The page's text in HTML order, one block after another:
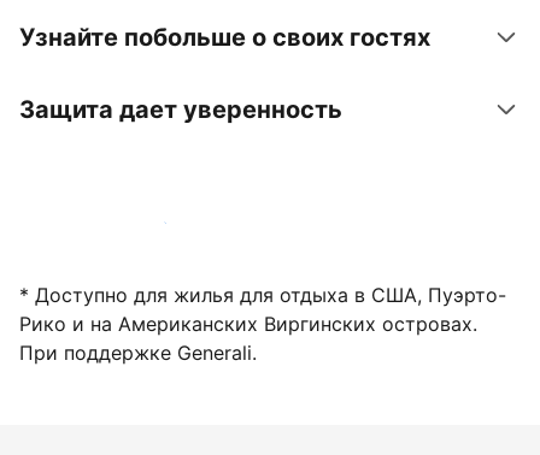
Узнайте побольше о своих гостях
Защита дает уверенность
Зарегистрировать объект
* Доступно для жилья для отдыха в США, Пуэрто-
Рико и на Американских Виргинских островах.
При поддержке Generali.